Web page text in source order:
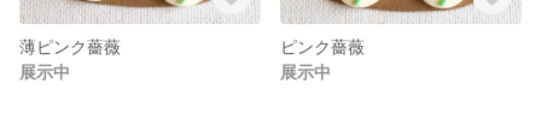
薄ピンク薔薇
展示中
ピンク薔薇
展示中